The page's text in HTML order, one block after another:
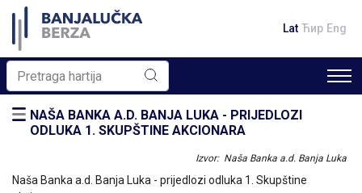
Lat Ћир Eng
NAŠA BANKA A.D. BANJA LUKA - PRIJEDLOZI
ODLUKA 1. SKUPŠTINE AKCIONARA
Izvor: Naša Banka a.d. Banja Luka
Naša Banka a.d. Banja Luka - prijedlozi odluka 1. Skupštine